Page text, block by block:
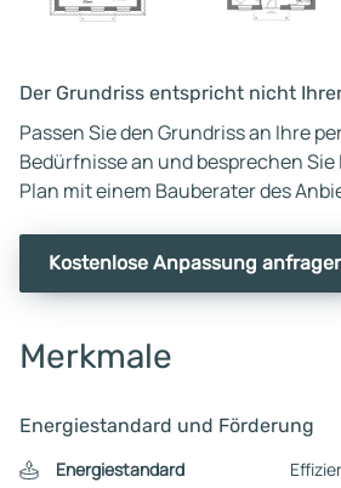
Der Grundriss entspricht nicht
Passen Sie den Grundriss an Ihre
Bedürfnisse an und besprechen
Plan mit einem Bauberater des
Kostenlose Anpassung
Merkmale
Energiestandard und Förderung
Energiestandard